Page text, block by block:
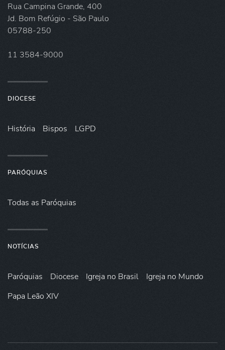
Rua Campina Grande, 400
Jd. Bom Refúgio - São Paulo
05788-250
11 3584-9000
DIOCESE
História Bispos LGPD
PARÓQUIAS
Todas as Paróquias
NOTÍCIAS
Paróquias Diocese Igreja no Brasil
Igreja no Mundo
Papa Leão XIV